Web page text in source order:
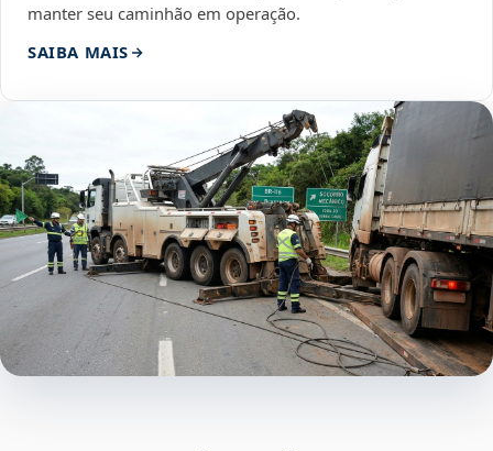
manter seu caminhão em operação.
SAIBA MAIS